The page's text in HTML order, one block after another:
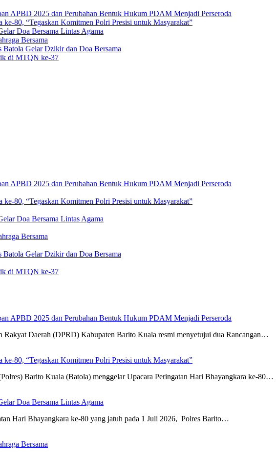
APBD 2025 dan Perubahan Bentuk Hukum PDAM Menjadi Perseroda
80, “Tegaskan Komitmen Polri Presisi untuk Masyarakat”
Doa Bersama Lintas Agama
Bersama
Batola Gelar Dzikir dan Doa Bersama
di MTQN ke-37
APBD 2025 dan Perubahan Bentuk Hukum PDAM Menjadi Perseroda
80, “Tegaskan Komitmen Polri Presisi untuk Masyarakat”
Doa Bersama Lintas Agama
Bersama
Batola Gelar Dzikir dan Doa Bersama
di MTQN ke-37
APBD 2025 dan Perubahan Bentuk Hukum PDAM Menjadi Perseroda
Rakyat Daerah (DPRD) Kabupaten Barito Kuala resmi menyetujui dua Rancangan…
80, “Tegaskan Komitmen Polri Presisi untuk Masyarakat”
Barito Kuala (Batola) menggelar Upacara Peringatan Hari Bhayangkara ke-80…
Doa Bersama Lintas Agama
Hari Bhayangkara ke-80 yang jatuh pada 1 Juli 2026, Polres Barito…
Bersama